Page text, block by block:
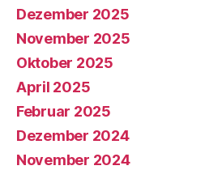
Dezember 2025
November 2025
Oktober 2025
April 2025
Februar 2025
Dezember 2024
November 2024